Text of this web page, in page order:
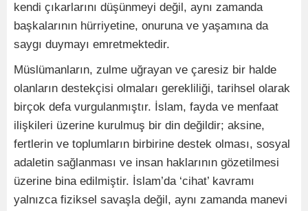
kendi çıkarlarını düşünmeyi değil, aynı zamanda
başkalarının hürriyetine, onuruna ve yaşamına da
saygı duymayı emretmektedir.
Müslümanların, zulme uğrayan ve çaresiz bir halde
olanların destekçisi olmaları gerekliliği, tarihsel olarak
birçok defa vurgulanmıştır. İslam, fayda ve menfaat
ilişkileri üzerine kurulmuş bir din değildir; aksine,
fertlerin ve toplumların birbirine destek olması, sosyal
adaletin sağlanması ve insan haklarının gözetilmesi
üzerine bina edilmiştir. İslam’da ‘cihat’ kavramı
yalnızca fiziksel savaşla değil, aynı zamanda manevi